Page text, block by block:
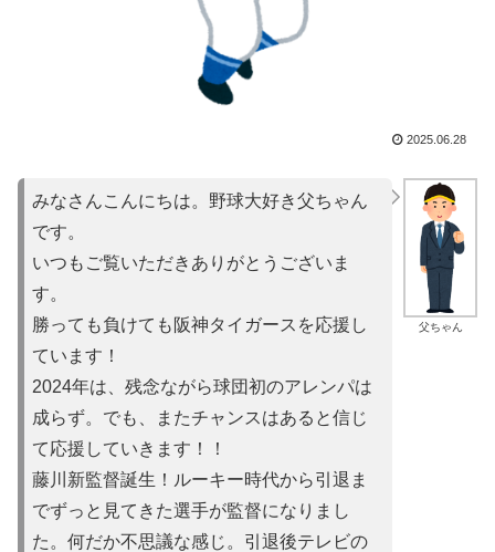
2025.06.28
父ちゃん
みなさんこんにちは。野球大好き父ちゃん
です。
いつもご覧いただきありがとうございま
す。
勝っても負けても阪神タイガースを応援し
ています！
2024年は、残念ながら球団初のアレンパは
成らず。でも、またチャンスはあると信じ
て応援していきます！！
藤川新監督誕生！ルーキー時代から引退ま
でずっと見てきた選手が監督になりまし
た。何だか不思議な感じ。引退後テレビの